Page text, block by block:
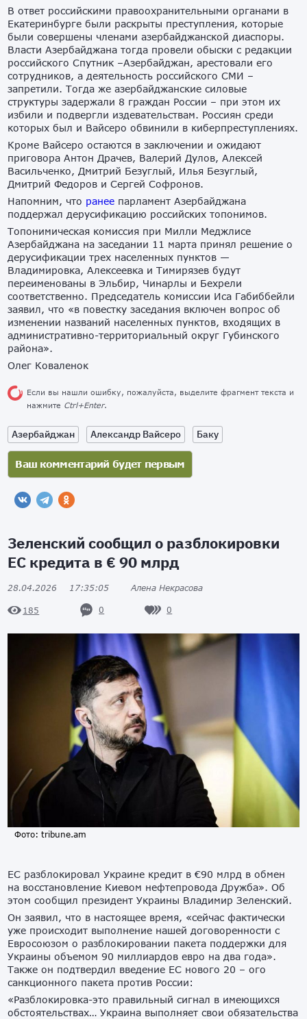
В ответ российскими правоохранительными органами в
Екатеринбурге были раскрыты преступления, которые
были совершены членами азербайджанской диаспоры.
Власти Азербайджана тогда провели обыски с редакции
российского Спутник –Азербайджан, арестовали его
сотрудников, а деятельность российского СМИ –
запретили. Тогда же азербайджанские силовые
структуры задержали 8 граждан России – при этом их
избили и подвергли издевательствам. Россиян среди
которых был и Вайсеро обвинили в киберпреступлениях.
Кроме Вайсеро остаются в заключении и ожидают
приговора Антон Драчев, Валерий Дулов, Алексей
Васильченко, Дмитрий Безуглый, Илья Безуглый,
Дмитрий Федоров и Сергей Софронов.
Напомним, что ранее парламент Азербайджана
поддержал дерусификацию российских топонимов.
Топонимическая комиссия при Милли Меджлисе
Азербайджана на заседании 11 марта принял решение о
дерусификации трех населенных пунктов —
Владимировка, Алексеевка и Тимирязев будут
переименованы в Эльбир, Чинарлы и Бехрели
соответственно. Председатель комиссии Иса Габиббейли
заявил, что «в повестку заседания включен вопрос об
изменении названий населенных пунктов, входящих в
административно-территориальный округ Губинского
района».
Олег Коваленок
Если вы нашли ошибку, пожалуйста, выделите фрагмент текста и
нажмите Ctrl+Enter.
Азербайджан Александр Вайсеро Баку
Зеленский сообщил о разблокировки
ЕС кредита в € 90 млрд
28.04.2026 17:35:05 Алена Некрасова
185 0 0
Фото: tribune.am
ЕС разблокировал Украине кредит в €90 млрд в обмен
на восстановление Киевом нефтепровода Дружба». Об
этом сообщил президент Украины Владимир Зеленский.
Он заявил, что в настоящее время, «сейчас фактически
уже происходит выполнение нашей договоренности с
Евросоюзом о разблокировании пакета поддержки для
Украины объемом 90 миллиардов евро на два года».
Также он подтвердил введение ЕС нового 20 – ого
санкционного пакета против России:
«Разблокировка-это правильный сигнал в имеющихся
обстоятельствах… Украина выполняет свои обязательства